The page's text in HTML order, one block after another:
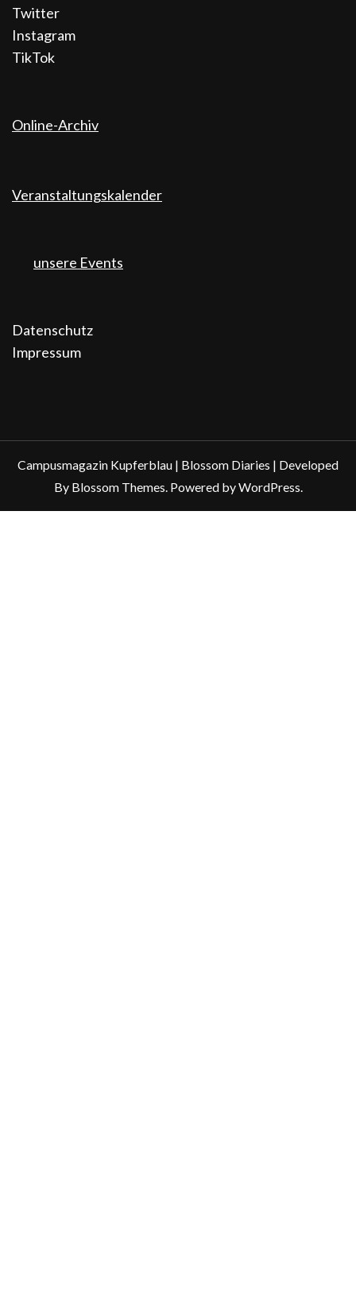
Twitter
Instagram
TikTok
Online-Archiv
Veranstaltungskalender
unsere Events
Datenschutz
Impressum
Campusmagazin Kupferblau | Blossom Diaries | Developed
By Blossom Themes. Powered byWordPress.